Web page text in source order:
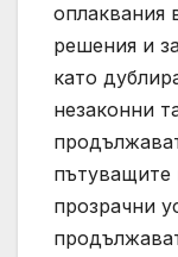
оплаквания
решения и
като
незаконни
пътуващите
прозрачни